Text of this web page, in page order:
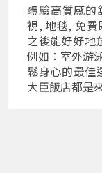
體驗高質感的
視, 地毯, 免
之後能好好地
例如：室外游
鬆身心的最佳
大臣飯店都是